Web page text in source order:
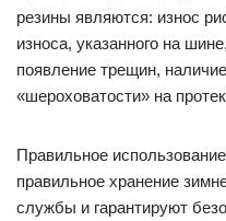
резины являются: износ
износа, указанного на
появление трещин,
«шероховатости» на
Правильное
правильное хранение
службы и гарантируют